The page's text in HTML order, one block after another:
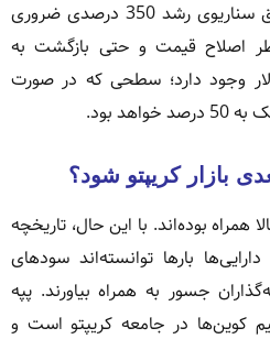
حفظ مومنتوم فعلی برای تحقق سناریوی رشد 350 درصدی ضروری
اصلاح قیمت و حتی بازگشت به
تاریخی 0.0000055 دلار وجود دارد؛ سطحی که در صورت
بود.
بازار کریپتو شود؟
بوده‌اند. با این حال، تاریخچه
بارها توانسته‌اند سودهای
جسور به همراه بیاورند. پپه
کوین‌ها در جامعه کریپتو است و